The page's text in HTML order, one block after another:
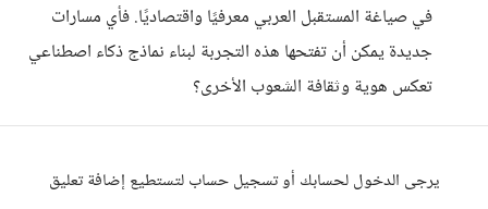
في صياغة المستقبل العربي معرفيًا واقتصاديًا. فأي مسارات
جديدة يمكن أن تفتحها هذه التجربة لبناء نماذج ذكاء اصطناعي
تعكس هوية وثقافة الشعوب الأخرى؟
يرجى الدخول لحسابك أو تسجيل حساب لتستطيع إضافة تعليق